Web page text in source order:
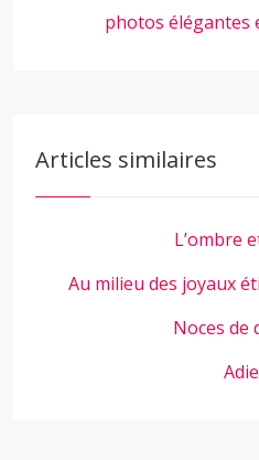
photos élégantes
Articles similaires
L’ombre
Au milieu des joyaux
Noces de